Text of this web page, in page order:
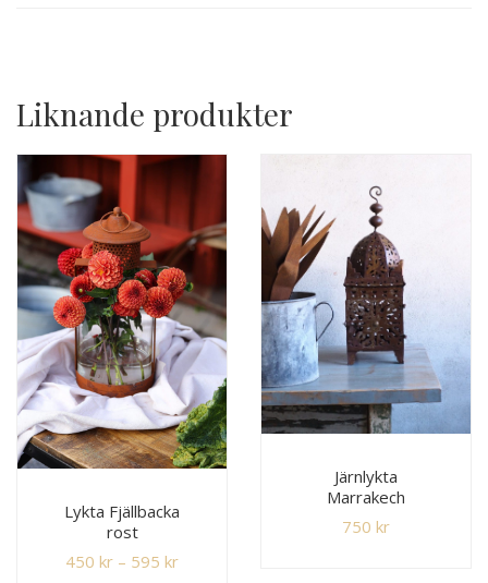
Liknande produkter
Lykta Fjällbacka
rost
450 kr – 595 kr
Järnlykta
Marrakech
750 kr